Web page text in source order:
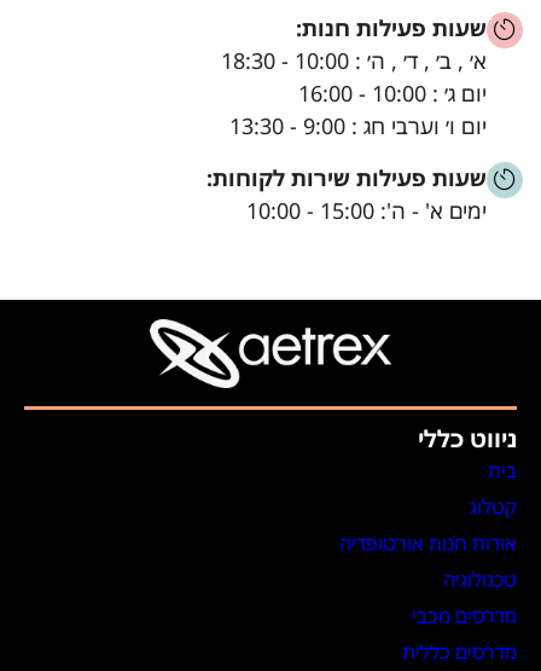
שעות פעילות חנות:
א׳ , ב׳ , ד׳ , ה׳ : 10:00 - 18:30
יום ג׳ : 10:00 - 16:00
יום ו׳ וערבי חג : 9:00 - 13:30
שעות פעילות שירות לקוחות:
ימים א' - ה': 15:00 - 10:00
ניווט כללי
בית
קטלוג
אודות חנות אורטופדיה
טכנולוגיה
מדרסים מכבי
מדרסים כללית